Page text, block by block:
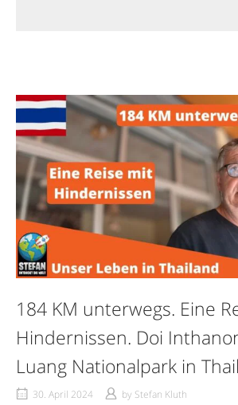
184 KM unterwegs. Eine
Hindernissen. Doi
Luang Nationalpark in
30. April 2024 by Stefan Kluth